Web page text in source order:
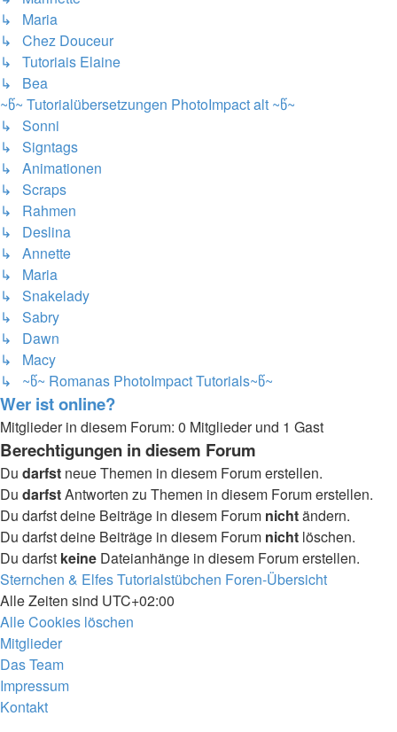
↳ Maria
↳ Chez Douceur
↳ Tutoriais Elaine
↳ Bea
~წ~ Tutorialübersetzungen PhotoImpact alt ~წ~
↳ Sonni
↳ Signtags
↳ Animationen
↳ Scraps
↳ Rahmen
↳ Deslina
↳ Annette
↳ Maria
↳ Snakelady
↳ Sabry
↳ Dawn
↳ Macy
↳ ~წ~ Romanas PhotoImpact Tutorials~წ~
Wer ist online?
Mitglieder in diesem Forum: 0 Mitglieder und 1 Gast
Berechtigungen in diesem Forum
Du darfst neue Themen in diesem Forum erstellen.
Du darfstAntworten zu Themen in diesem Forum erstellen.
Du darfst deine Beiträge in diesem Forum nichtändern.
Du darfst deine Beiträge in diesem Forum nicht löschen.
Du darfst keine Dateianhänge in diesem Forum erstellen.
Sternchen & Elfes Tutorialstübchen Foren-Übersicht
Alle Zeiten sind UTC+02:00
Alle Cookies löschen
Mitglieder
Das Team
Impressum
Kontakt